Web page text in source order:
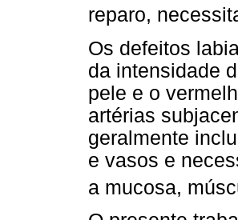
reparo,
Os defeitos
da intensidade
pele e o
artérias
geralmente
e vasos e
a mucosa,